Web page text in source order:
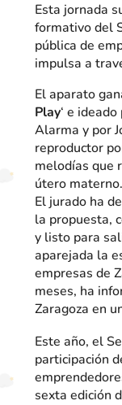
Esta jornada
formativo del
pública de
impulsa a
El aparato
Play‘ e
Alarma y por
reproductor
melodías que
útero materno.
El jurado ha
la propuesta,
y listo para
aparejada la
empresas de
meses, ha
Zaragoza en
Este año, el
participación
sexta edición